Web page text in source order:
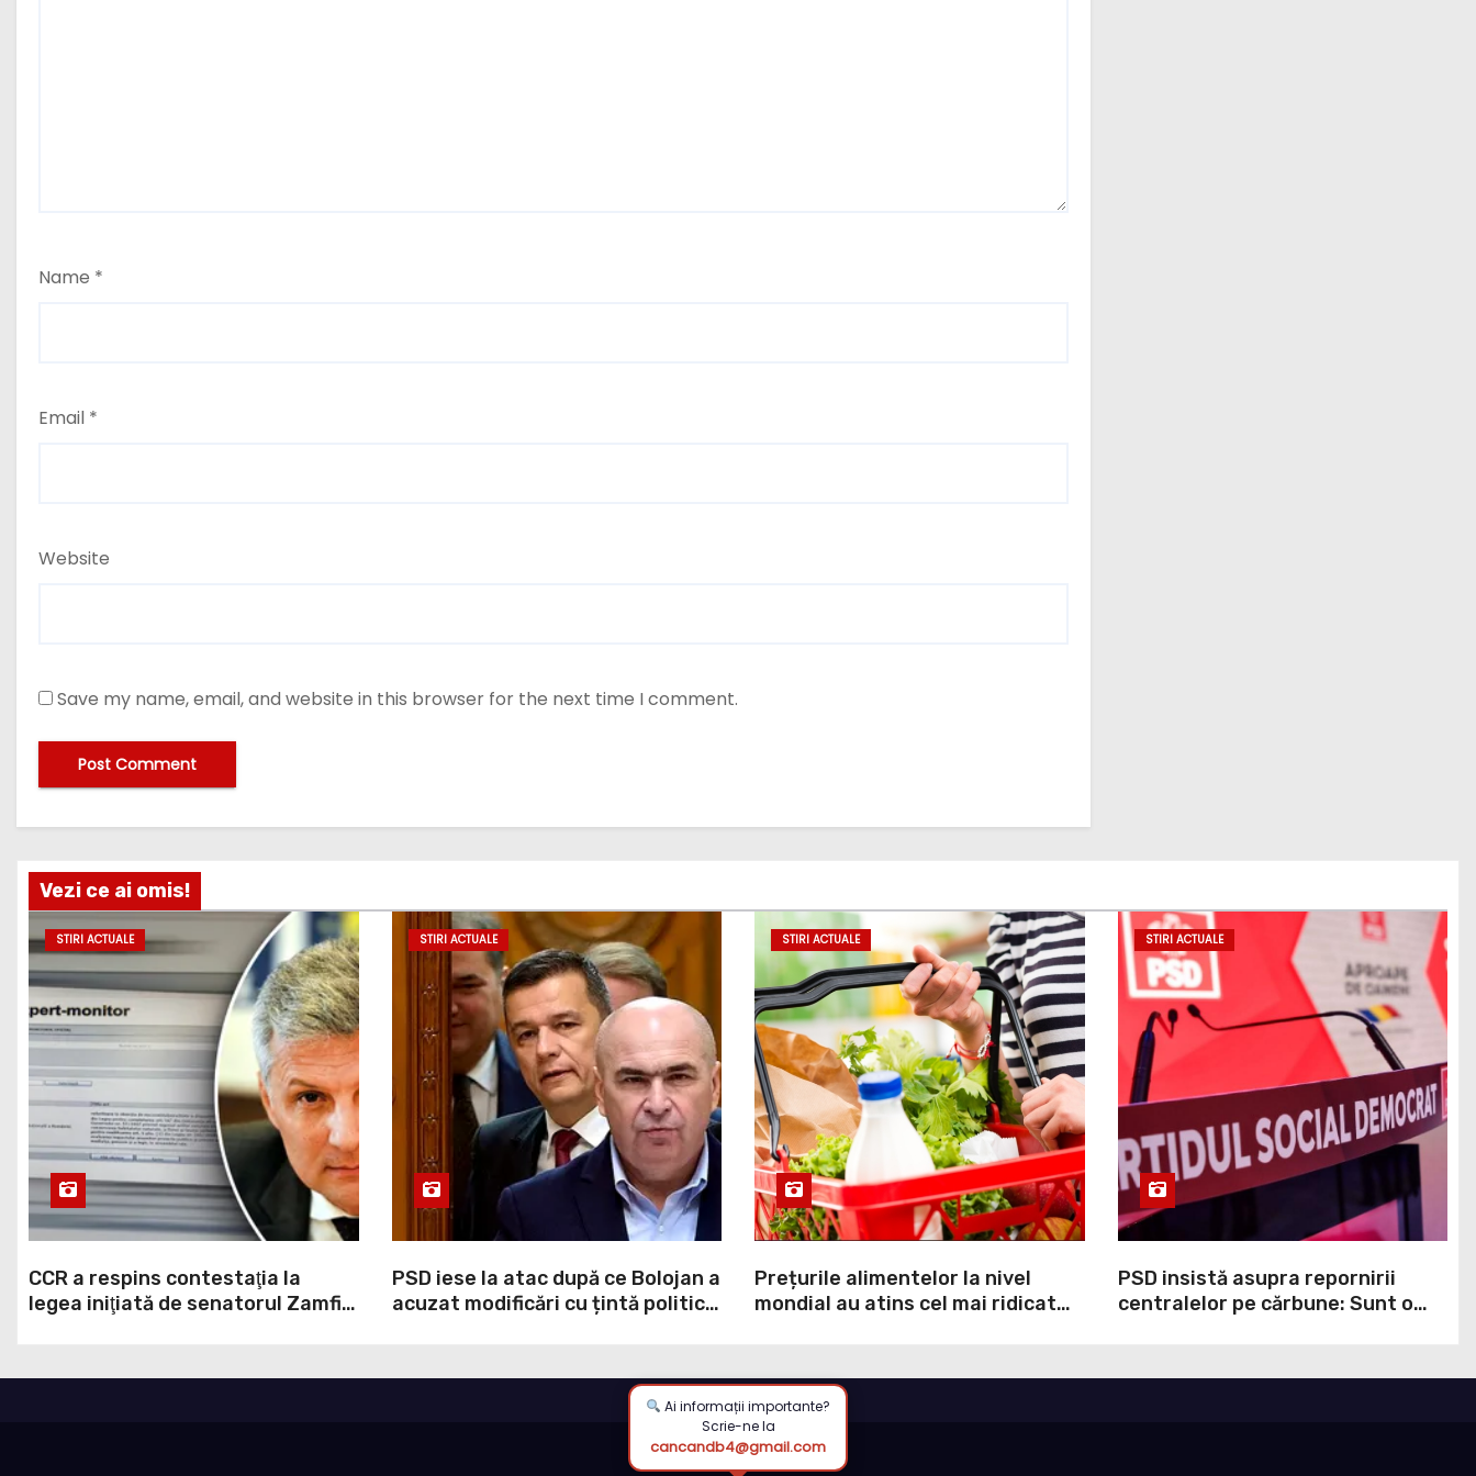
Name *
Email *
Website
Save my name, email, and website in this browser for the next time I comment.
Vezi ce ai omis!
STIRI ACTUALE
CCR a respins contestaţia la
legea iniţiată de senatorul Zamfir
zonele protejate
STIRI ACTUALE
PSD iese la atac după ce Bolojan a
acuzat modificări cu țintă politică
acopere culpa PNL-USR
STIRI ACTUALE
Prețurile alimentelor la nivel
mondial au atins cel mai ridicat
mai mult (+5,8%), pe fondul
secetei, dar și al temerilor că
războiul din Ucraina va perturba
din nou exporturile prin Marea
STIRI ACTUALE
PSD insistă asupra repornirii
centralelor pe cărbune: Sunt o
Ai informații importante?
Scrie-ne la
cancandb4@gmail.com